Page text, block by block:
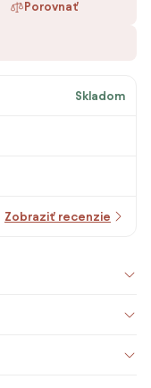
Porovnať
Skladom
Zobraziť recenzie